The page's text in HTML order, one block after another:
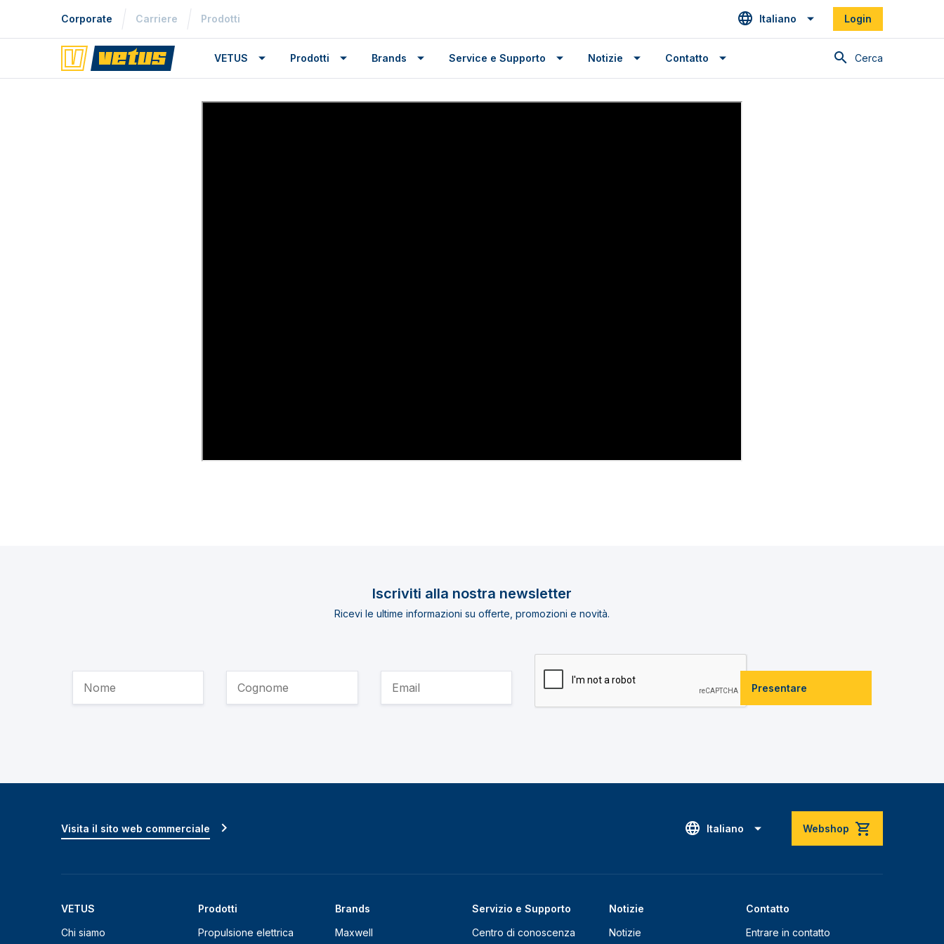
Corporate Carriere Prodotti Italiano Login
Cerca
VETUS Prodotti Brands Service e Supporto Notizie Contatto
Iscriviti alla nostra newsletter
Ricevi le ultime informazioni su offerte, promozioni e novità.
Presentare
Italiano Webshop
VETUS
Chi siamo
Prodotti
Propulsione elettrica
Brands
Maxwell
Servizio e Supporto
Centro di conoscenza
Notizie
Notizie
Contatto
Entrare in contatto
Visita il sito web commerciale